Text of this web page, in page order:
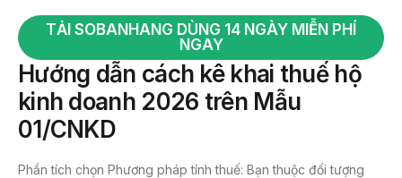
TẢI SOBANHANG DÙNG 14 NGÀY MIỄN PHÍ
NGAY
Hướng dẫn cách kê khai thuế hộ
kinh doanh 2026 trên Mẫu
01/CNKD
Phần tích chọn Phương pháp tính thuế: Bạn thuộc đối tượng